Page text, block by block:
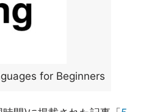
for Beginners